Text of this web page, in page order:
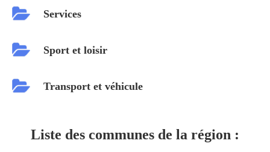
Services
Sport et loisir
Transport et véhicule
Liste des communes de la région :